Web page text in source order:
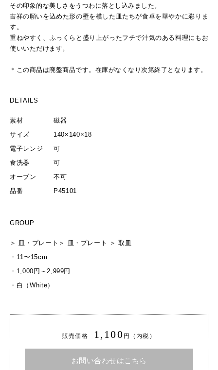
その印象的な美しさをうつわに落とし込みました。
吉祥の願いを込めた形の壁を模した皿たちが食卓を華やかに彩りま
す。
重ねやすく、ふっくらと盛り上がったフチで汁気のある料理にもお
使いいただけます。
＊この商品は廃盤商品です。在庫がなくなり次第終了となります。
DETAILS
素材
磁器
サイズ
140×140×18
電子レンジ
可
食洗器
可
オーブン
不可
品番
P45101
GROUP
＞ 皿・プレート ＞ 皿・プレート ＞取皿
・ 11〜15cm
・ 1,000円～2,999円
・ 白（White）
販売価格 1,100 円（内税）
お問い合わせはこちら